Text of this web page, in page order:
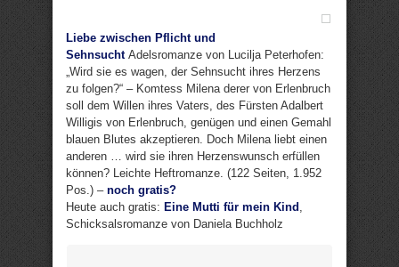
Liebe zwischen Pflicht und
SehnsuchtAdelsromanze von Lucilja Peterhofen:
„Wird sie es wagen, der Sehnsucht ihres Herzens
zu folgen?“ – Komtess Milena derer von Erlenbruch
soll dem Willen ihres Vaters, des Fürsten Adalbert
Willigis von Erlenbruch, genügen und einen Gemahl
blauen Blutes akzeptieren. Doch Milena liebt einen
anderen … wird sie ihren Herzenswunsch erfüllen
können? Leichte Heftromanze. (122 Seiten, 1.952
Pos.) – noch gratis?
Heute auch gratis: Eine Mutti für mein Kind
Schicksalsromanze von Daniela Buchholz